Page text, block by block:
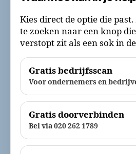
Kies direct de optie die
te zoeken naar een knop
verstopt zit als een sok in
Gratis bedrijfsscan
Voor ondernemers en
Gratis doorverbinden
Bel via 020 262 1789